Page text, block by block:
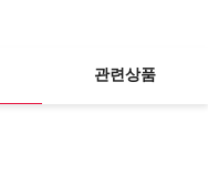
관련상품